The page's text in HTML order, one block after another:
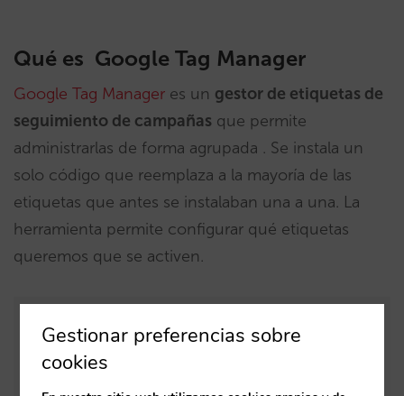
Qué es Google Tag Manager
Google Tag Manager es un gestor de etiquetas de
seguimiento de campañas que permite
administrarlas de forma agrupada . Se instala un
solo código que reemplaza a la mayoría de las
etiquetas que antes se instalaban una a una. La
herramienta permite configurar qué etiquetas
queremos que se activen.
Gestionar preferencias sobre
cookies